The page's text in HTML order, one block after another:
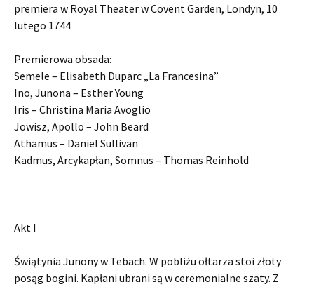
premiera w Royal Theater w Covent Garden, Londyn, 10
lutego 1744
Premierowa obsada:
Semele – Elisabeth Duparc „La Francesina”
Ino, Junona – Esther Young
Iris – Christina Maria Avoglio
Jowisz, Apollo – John Beard
Athamus – Daniel Sullivan
Kadmus, Arcykapłan, Somnus – Thomas Reinhold
Akt I
Świątynia Junony w Tebach. W pobliżu ołtarza stoi złoty
posąg bogini. Kapłani ubrani są w ceremonialne szaty. Z